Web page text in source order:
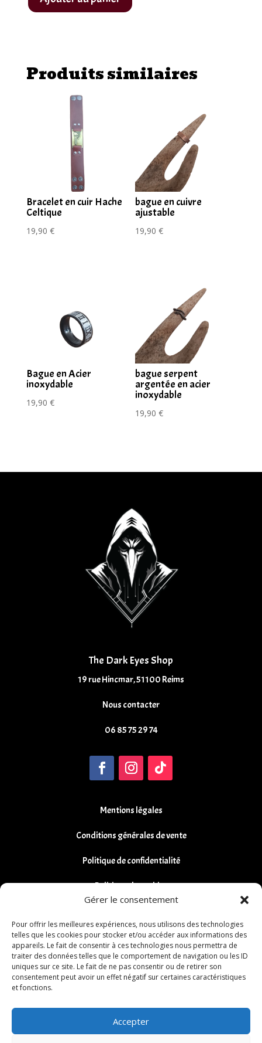
Gérer le consentement
Pour offrir les meilleures expériences, nous utilisons des technologies
telles que les cookies pour stocker et/ou accéder aux informations des
appareils. Le fait de consentir à ces technologies nous permettra de
traiter des données telles que le comportement de navigation ou les ID
uniques sur ce site. Le fait de ne pas consentir ou de retirer son
consentement peut avoir un effet négatif sur certaines caractéristiques
et fonctions.
Accepter
quantité
nombril
rouge
Produits similaires
Bracelet en cuir Hache
Celtique
19,90 €
bague en cuivre
ajustable
19,90€
Bague en Acier
inoxydable
19,90 €
bague serpent
argentée en acier
inoxydable
19,90€
The Dark Eyes Shop
19 rue Hincmar, 51100 Reims
Nous contacter
06 85 75 29 74
Mentions légales
Conditions générales de vente
Politique de confidentialité
Politique de cookies